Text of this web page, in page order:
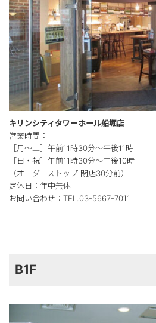
キリンシティタワーホール船堀店
営業時間：
［月～土］午前11時30分～午後11時
［日・祝］午前11時30分～午後10時
（オーダーストップ 閉店30分前）
定休日：年中無休
お問い合わせ：TEL.03-5667-7011
B1F